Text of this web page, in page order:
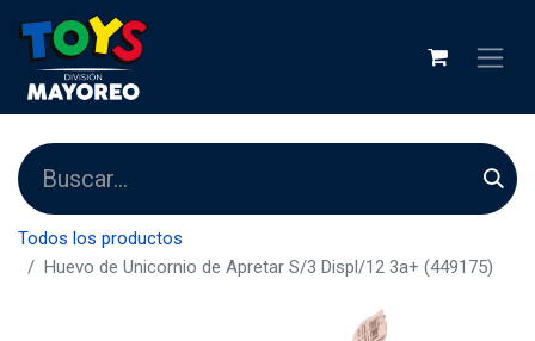
Todos los productos
Huevo de Unicornio de Apretar S/3 Displ/12 3a+ (449175)